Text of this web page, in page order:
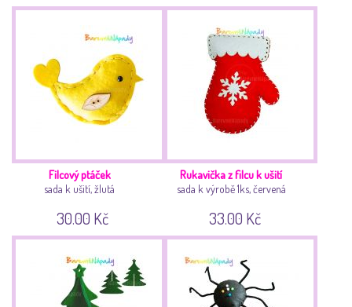
Filcový ptáček
sada k ušití, žlutá
30.00 Kč
Rukavička z filcu k ušití
sada k výrobě 1ks, červená
33.00 Kč